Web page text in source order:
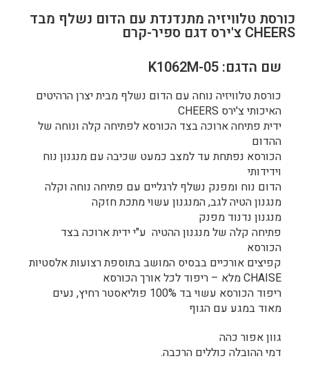
כורסת טלוויזיה מתנדנדת עם הדום נשלף מבד
CHEERS צ'ירס דגם ספיר-קרם
שם הדגם: K1062M-05
כורסת טלוויזיה נוחה עם הדום נשלף מבית יצרן הרהיטים
האיכותי צ'ירס CHEERS
ידית פתיחה ארוכה בצד הכורסא לפתיחה קלה ונוחה של
ההדום
הכורסא נפתחת עד למצב כמעט שכיבה עם מנגנון נוח
וידידותי
הדום נוח ומפנק נשלף לרגליים עם פתיחה נוחה וקלה
מנגנון הטיה לגב, המנגנון עשוי מתכת חזקה
מנגנון נדנוד מפנק
פתיחה קלה של מנגנון ההטיה ע"י ידית ארוכה בצד
הכורסא
קפיצים אורכיים בבסיס המושב בתוספת רצועות אלסטיות
CHAISE מלא – ריפוד לכל אורך הכורסא
ריפוד הכורסא עשוי בד 100% פוליאסטר רחיץ, נעים
מאוד במגע עם הגוף
גוון אפור כהה
דמי ההובלה כוללים הרכבה.